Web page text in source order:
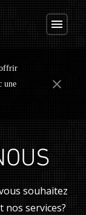
menu
close
offrir
une
souhaitez
services?